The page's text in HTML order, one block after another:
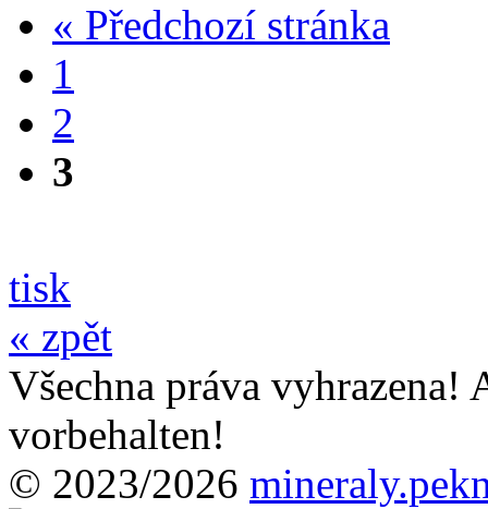
« Předchozí stránka
1
2
3
tisk
« zpět
Všechna práva
vorbehalten!
© 2023/2026